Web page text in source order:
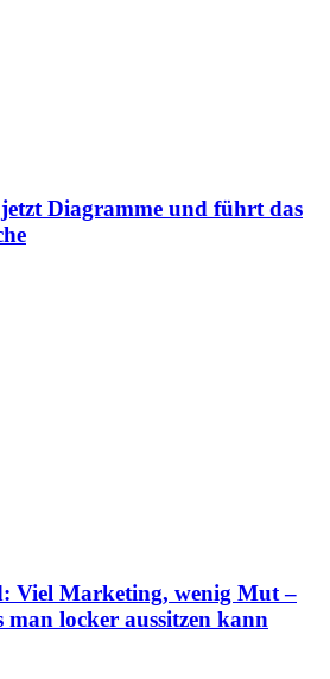
Diagramme und führt das
Viel Marketing, wenig Mut –
man locker aussitzen kann